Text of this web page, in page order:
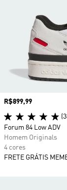
Preço
R$899,99
Forum 84 Low ADV
Homem Originals
4 cores
FRETE GRÁTIS